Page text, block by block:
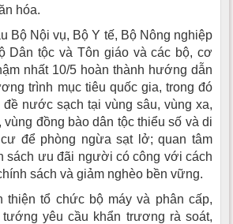
hóa.
Bộ Nội vụ, Bộ Y tế, Bộ Nông nghiệp
Dân tộc và Tôn giáo và các bộ, cơ
nhất 10/5 hoàn thành hướng dẫn
trình mục tiêu quốc gia, trong đó
nước sạch tại vùng sâu, vùng xa,
đồng bào dân tộc thiểu số và di
để phòng ngừa sạt lở; quan tâm
sách ưu đãi người có công với cách
sách và giảm nghèo bền vững.
thiện tổ chức bộ máy và phân cấp,
tướng yêu cầu khẩn trương rà soát,